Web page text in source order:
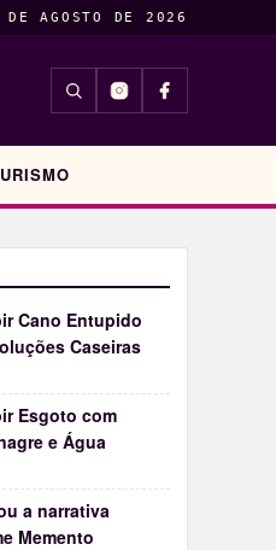
AGOSTO DE 2026
INSIGHTS
Cano Entupido
Caseiras
Esgoto com
e Água
a narrativa
Memento